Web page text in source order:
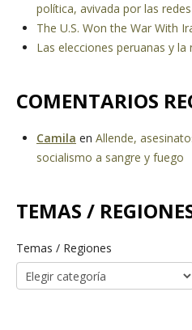
política, avivada por las
The U.S. Won the War With
Las elecciones peruanas y
COMENTARIOS
Camila en Allende,
socialismo a sangre y fuego
TEMAS /
Temas / Regiones